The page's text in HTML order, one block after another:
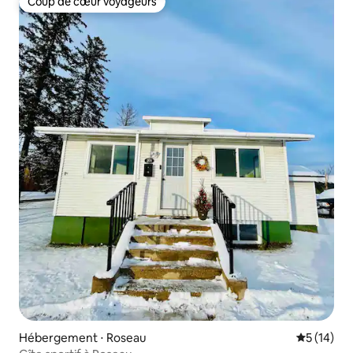
Coup de cœur voyageurs
Hébergement ⋅ Roseau
5 (14)